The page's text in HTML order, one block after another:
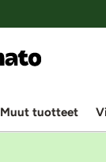
Muut tuotteet